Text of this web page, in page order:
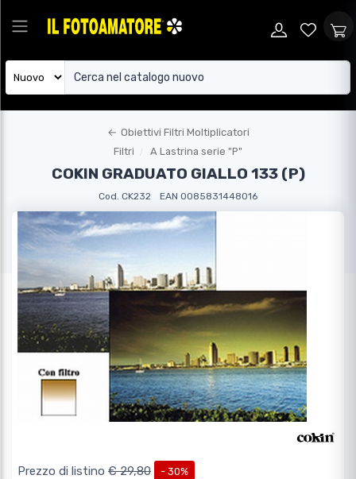
← Obiettivi Filtri Moltiplicatori
Filtri
A Lastrina serie "P"
COKIN GRADUATO GIALLO 133 (P)
Cod. CK232 EAN 0085831448016
Prezzo di listino € 29,80 - 30%